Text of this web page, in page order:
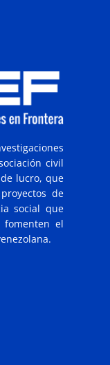
civil
lucro, que
de
social que
el